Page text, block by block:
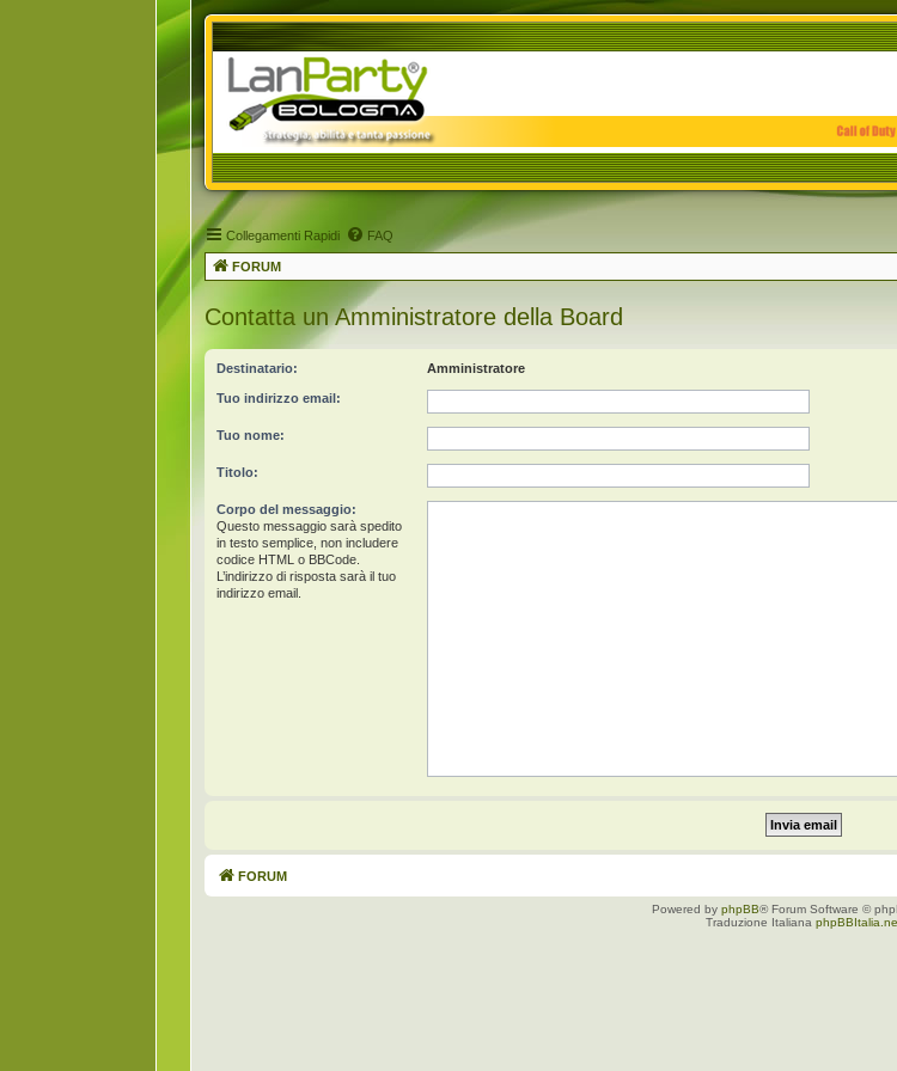
Collegamenti Rapidi FAQ
FORUM
Contatta un Amministratore della Board
Destinatario: Amministratore
Tuo indirizzo email:
Tuo nome:
Titolo:
Corpo del messaggio:
Questo messaggio sarà spedito
in testo semplice, non includere
codice HTML o BBCode.
L’indirizzo di risposta sarà il tuo
indirizzo email.
FORUM
Powered by phpBB® Forum Software ©
Traduzione Italiana